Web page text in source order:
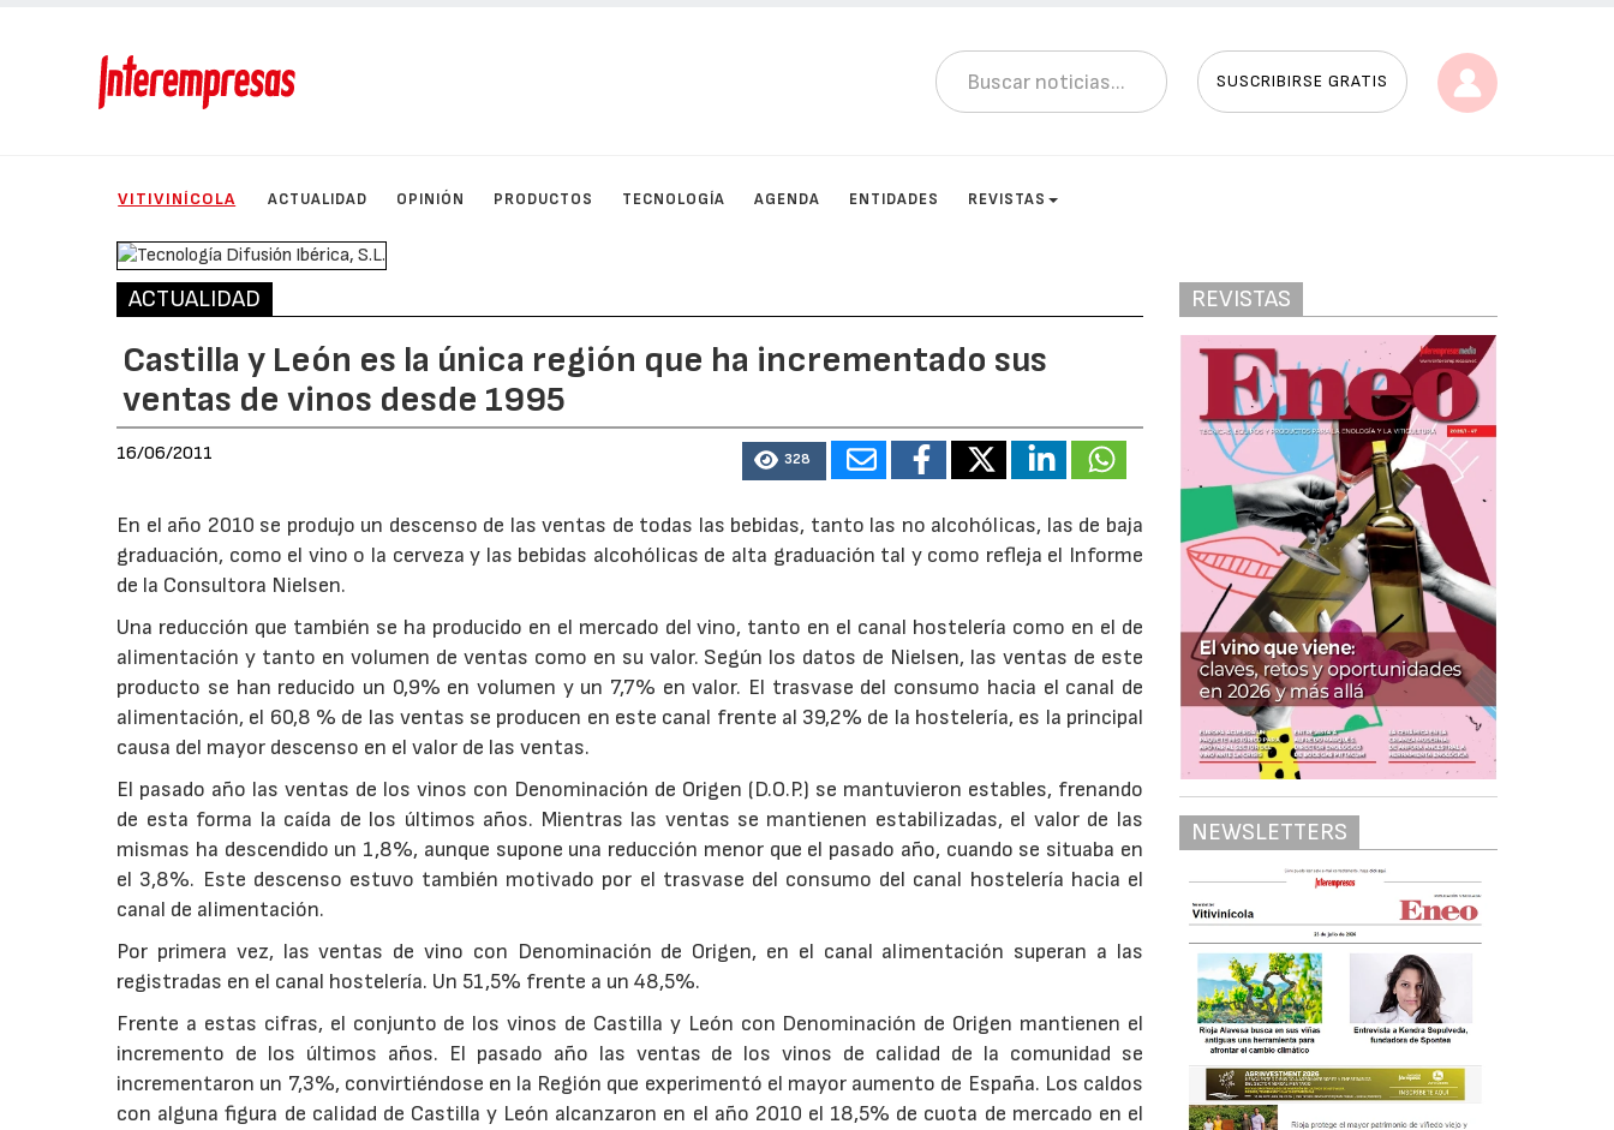
SUSCRIBIRSE GRATIS
VITIVINÍCOLA ACTUALIDAD OPINIÓN PRODUCTOS TECNOLOGÍA AGENDA ENTIDADES REVISTAS
ACTUALIDAD
Castilla y León es la única región que ha incrementado sus
ventas de vinos desde 1995
16/06/2011 328
En el año 2010 se produjo un descenso de las ventas de todas las bebidas, tanto las no alcohólicas, las de baja
graduación, como el vino o la cerveza y las bebidas alcohólicas de alta graduación tal y como refleja el Informe
de la Consultora Nielsen.
Una reducción que también se ha producido en el mercado del vino, tanto en el canal hostelería como en el de
alimentación y tanto en volumen de ventas como en su valor. Según los datos de Nielsen, las ventas de este
producto se han reducido un 0,9% en volumen y un 7,7% en valor. El trasvase del consumo hacia el canal de
alimentación, el 60,8 % de las ventas se producen en este canal frente al 39,2% de la hostelería, es la principal
causa del mayor descenso en el valor de las ventas.
El pasado año las ventas de los vinos con Denominación de Origen (D.O.P.) se mantuvieron estables, frenando
de esta forma la caída de los últimos años. Mientras las ventas se mantienen estabilizadas, el valor de las
mismas ha descendido un 1,8%, aunque supone una reducción menor que el pasado año, cuando se situaba en
el 3,8%. Este descenso estuvo también motivado por el trasvase del consumo del canal hostelería hacia el
canal de alimentación.
Por primera vez, las ventas de vino con Denominación de Origen, en el canal alimentación superan a las
registradas en el canal hostelería. Un 51,5% frente a un 48,5%.
Frente a estas cifras, el conjunto de los vinos de Castilla y León con Denominación de Origen mantienen el
incremento de los últimos años. El pasado año las ventas de los vinos de calidad de la comunidad se
incrementaron un 7,3%, convirtiéndose en la Región que experimentó el mayor aumento de España. Los caldos
con alguna figura de calidad de Castilla y León alcanzaron en el año 2010 el 18,5% de cuota de mercado en el
REVISTAS
NEWSLETTERS